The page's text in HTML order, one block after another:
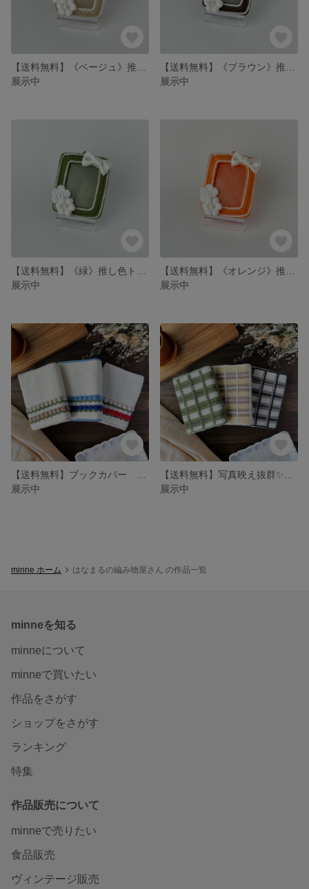
展示中
展示中
展示中
展示中
展示中
展示中
minne ホーム はなまるの編み物屋さん の作品一覧
minneを知る
minneについて
minneで買いたい
作品をさがす
ショップをさがす
ランキング
特集
作品販売について
minneで売りたい
食品販売
ヴィンテージ販売